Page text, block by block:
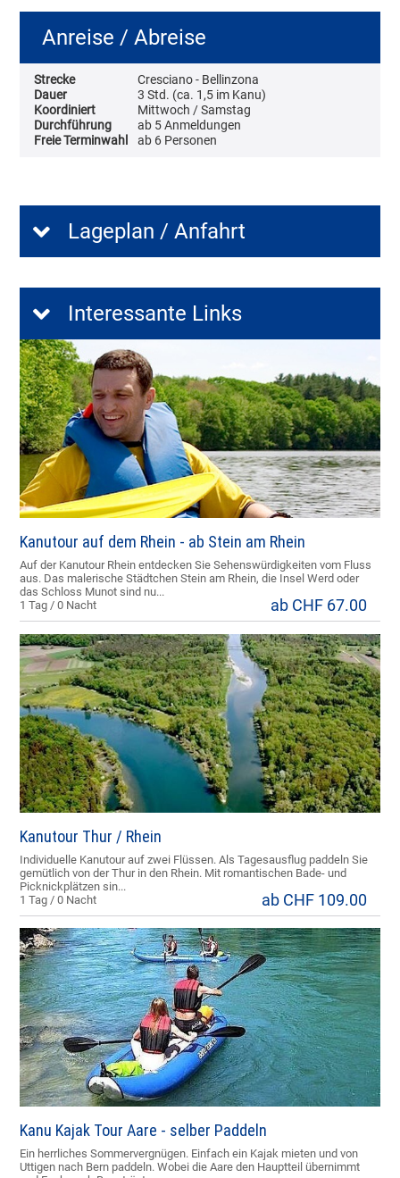
Anreise / Abreise
Strecke
Cresciano - Bellinzona
Dauer
3 Std. (ca. 1,5 im Kanu)
Koordiniert
Mittwoch / Samstag
Durchführung
ab 5 Anmeldungen
Freie Terminwahl
ab 6 Personen
Lageplan / Anfahrt
Interessante Links
Kanutour auf dem Rhein - ab Stein am Rhein
Auf der Kanutour Rhein entdecken Sie Sehenswürdigkeiten vom Fluss
aus. Das malerische Städtchen Stein am Rhein, die Insel Werd oder
das Schloss Munot sind nu...
1 Tag / 0 Nacht
ab CHF 67.00
Kanutour Thur / Rhein
Individuelle Kanutour auf zwei Flüssen. Als Tagesausflug paddeln Sie
gemütlich von der Thur in den Rhein. Mit romantischen Bade- und
Picknickplätzen sin...
1 Tag / 0 Nacht
ab CHF 109.00
Kanu Kajak Tour Aare - selber Paddeln
Ein herrliches Sommervergnügen. Einfach ein Kajak mieten und von
Uttigen nach Bern paddeln. Wobei die Aare den Hauptteil übernimmt